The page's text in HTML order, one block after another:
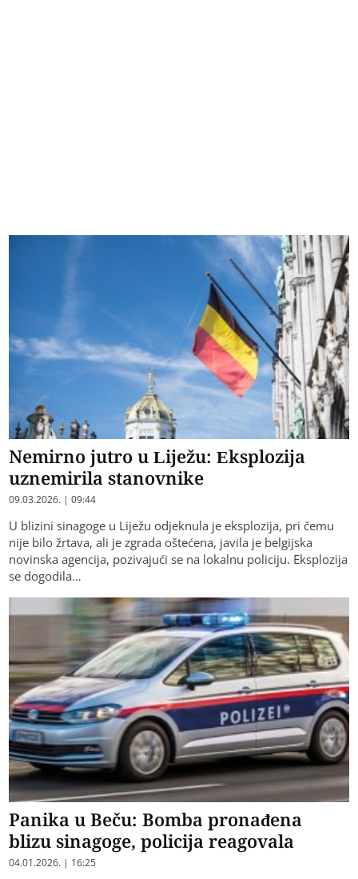
Nemirno jutro u Liježu: Eksplozija
uznemirila stanovnike
09.03.2026. | 09:44
U blizini sinagoge u Liježu odjeknula je eksplozija, pri čemu
nije bilo žrtava, ali je zgrada oštećena, javila je belgijska
novinska agencija, pozivajući se na lokalnu policiju. Eksplozija
se dogodila…
Panika u Beču: Bomba pronađena
blizu sinagoge, policija reagovala
04.01.2026. | 16:25